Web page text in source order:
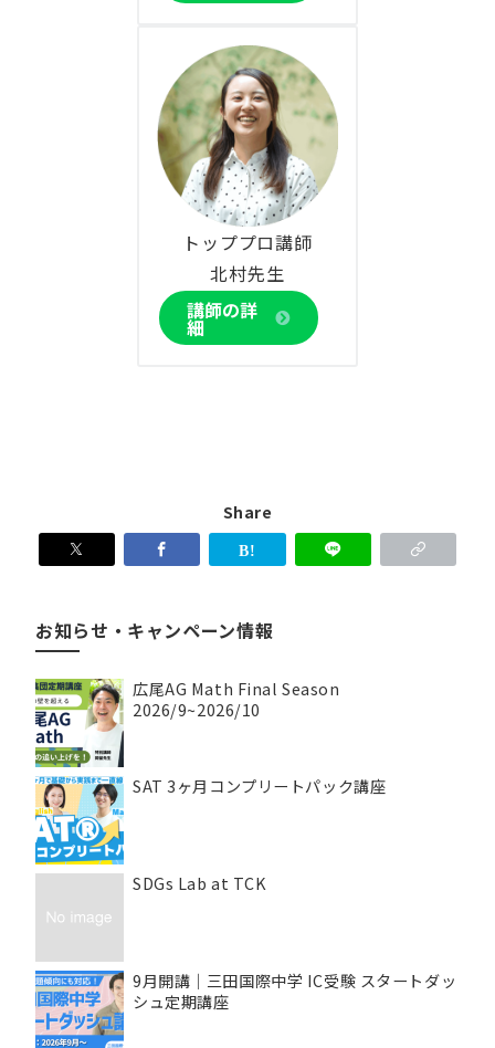
トッププロ講師
北村先生
講師の詳
細
Share
お知らせ・キャンペーン情報
広尾AG Math Final Season
2026/9~2026/10
SAT 3ヶ月コンプリートパック講座
SDGs Lab at TCK
9月開講｜三田国際中学 IC受験 スタートダッ
シュ定期講座